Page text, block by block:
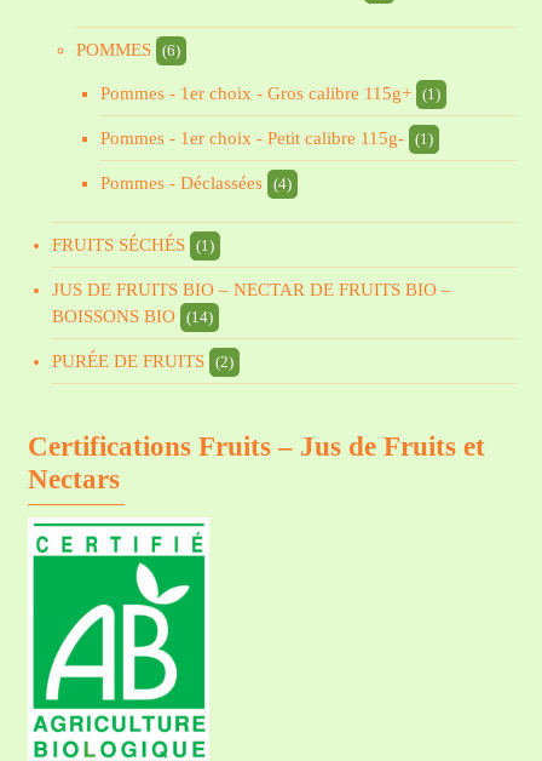
POMMES (6)
Pommes - 1er choix - Gros calibre 115g+ (1)
Pommes - 1er choix - Petit calibre 115g- (1)
Pommes - Déclassées (4)
FRUITS SÉCHÉS (1)
JUS DE FRUITS BIO – NECTAR DE FRUITS BIO –
BOISSONS BIO
(14)
PURÉE DE FRUITS (2)
Certifications Fruits – Jus de Fruits et
Nectars